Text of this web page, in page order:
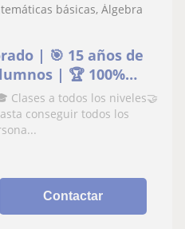
básicas, Álgebra
| 🎯 15 años de
| 🏆 100%
Clases a todos los niveles🤝
conseguir todos los
Contactar